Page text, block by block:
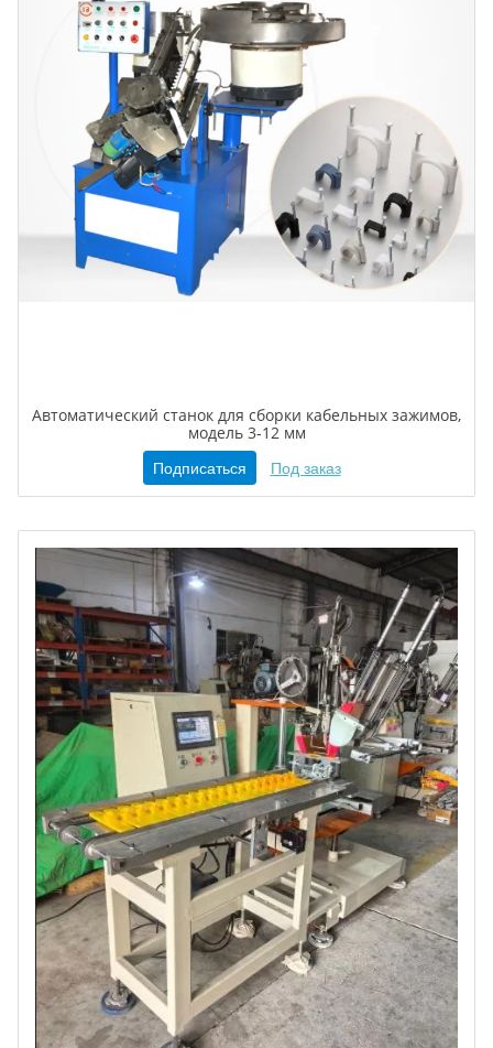
Автоматический станок для сборки кабельных зажимов,
модель 3-12 мм
Подписаться Под заказ